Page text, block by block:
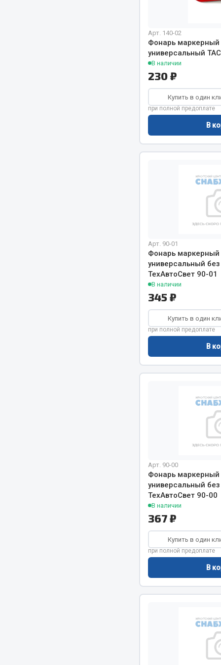
Вентили
Ящики для инструмента и органайзеры
Арт. 140-02
Фонарь
универсальный
В наличии
230 ₽
Купить в один
при полной предоплате
В
Арт. 90-01
Фонарь
универсальный
ТехАвтоСвет 90-01
В наличии
345 ₽
Купить в один
при полной предоплате
В
Арт. 90-00
Фонарь
универсальный
ТехАвтоСвет 90-00
В наличии
367 ₽
Купить в один
при полной предоплате
В